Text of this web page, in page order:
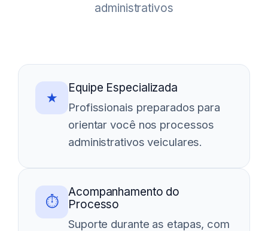
administrativos
★
Equipe Especializada
Profissionais preparados para
orientar você nos processos
administrativos veiculares.
⏱
Acompanhamento do
Processo
Suporte durante as etapas, com